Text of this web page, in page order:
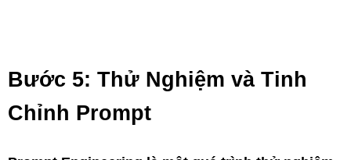
Bước 5: Thử Nghiệm và Tinh
Chỉnh Prompt